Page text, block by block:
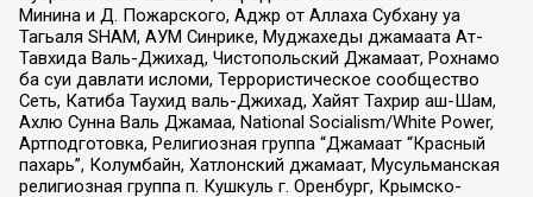
Минина и Д. Пожарского, Аджр от Аллаха Субхану уа
Тагьаля SHAM, АУМ Синрике, Муджахеды джамаата Ат-
Тавхида Валь-Джихад, Чистопольский Джамаат, Рохнамо
ба суи давлати исломи, Террористическое сообщество
Сеть, Катиба Таухид валь-Джихад, Хайят Тахрир аш-Шам,
Ахлю Сунна Валь Джамаа, National Socialism/White Power,
Артподготовка, Религиозная группа “Джамаат “Красный
пахарь”, Колумбайн, Хатлонский джамаат, Мусульманская
религиозная группа п. Кушкуль г. Оренбург, Крымско-